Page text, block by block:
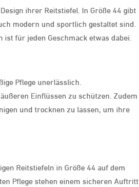
ihrer Reitstiefel. In Größe 44 gibt
modern und sportlich gestaltet sind.
für jeden Geschmack etwas dabei.
Pflege unerlässlich.
Einflüssen zu schützen. Zudem
und trocknen zu lassen, um ihre
Reitstiefeln in Größe 44 auf dem
Pflege stehen einem sicheren Auftritt